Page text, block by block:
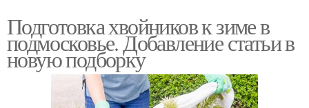
Подготовка хвойников к зиме в
подмосковье. Добавление статьи в
новую подборку